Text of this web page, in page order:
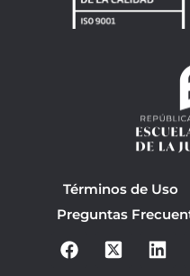
Términos de Uso
Preguntas
F
a